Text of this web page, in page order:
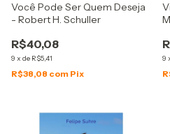
Você Pode Ser Quem Deseja
- Robert H. Schuller
R$40,08
9 x de R$5,41
R$38,08 com Pix
9